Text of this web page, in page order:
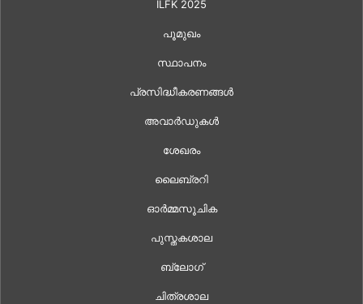
ILFK 2025
പൂമുഖം
സ്ഥാപനം
പ്രസിദ്ധീകരണങ്ങൾ
അവാർഡുകൾ
ശേഖരം
ലൈബ്രറി
ഓർമ്മസൂചിക
പുസ്തകശാല
ബ്ലോഗ്
ചിത്രശാല